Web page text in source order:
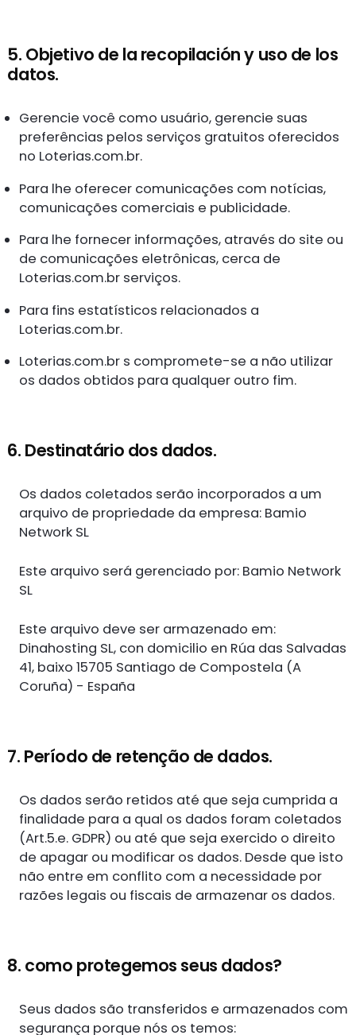
5. Objetivo de la recopilación y uso de los
datos.
Gerencie você como usuário, gerencie suas
preferências pelos serviços gratuitos oferecidos
no Loterias.com.br.
Para lhe oferecer comunicações com notícias,
comunicações comerciais e publicidade.
Para lhe fornecer informações, através do site ou
de comunicações eletrônicas, cerca de
Loterias.com.br serviços.
Para fins estatísticos relacionados a
Loterias.com.br.
Loterias.com.br s compromete-se a não utilizar
os dados obtidos para qualquer outro fim.
6. Destinatário dos dados.
Os dados coletados serão incorporados a um
arquivo de propriedade da empresa: Bamio
Network SL
Este arquivo será gerenciado por: Bamio Network
SL
Este arquivo deve ser armazenado em:
Dinahosting SL, con domicilio en Rúa das Salvadas
41, baixo 15705 Santiago de Compostela (A
Coruña) - España
7. Período de retenção de dados.
Os dados serão retidos até que seja cumprida a
finalidade para a qual os dados foram coletados
(Art.5.e. GDPR) ou até que seja exercido o direito
de apagar ou modificar os dados. Desde que isto
não entre em conflito com a necessidade por
razões legais ou fiscais de armazenar os dados.
8. como protegemos seus dados?
Seus dados são transferidos e armazenados com
segurança porque nós os temos: